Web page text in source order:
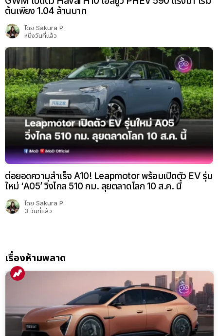
ต้นเพียง 1.04 ล้านบาท
โดย Sakura P.
หนึ่งวันที่แล้ว
ต่อยอดความสำเร็จ A10! Leapmotor พร้อมเปิดตัว EV รุ่น
ใหม่ ‘A05’ วิ่งไกล 510 กม. ลุยตลาดโลก 10 ส.ค. นี้
โดย Sakura P.
3 วันที่แล้ว
เรื่องห้ามพลาด